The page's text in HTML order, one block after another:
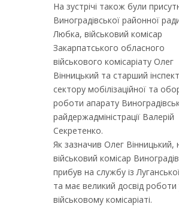
На зустрічі також були
Виноградівської районної
Любка, військовий комісар
Закарпатського обласного
військового комісаріату Олег
Вінницький та старший
сектору мобілізаційної та
роботи апарату
райдержадміністрації Валерій
Секретенко.
Як зазначив Олег Вінницький,
військовий комісар
прибув на службу із
та має великий досвід роботи
військовому комісаріаті.